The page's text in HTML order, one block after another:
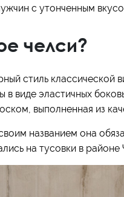
с утонченным
челси?
стиль классической
в виде эластичных
выполненная из
названием она
на тусовки в